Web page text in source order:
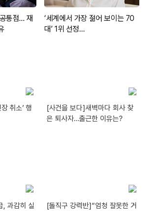
취소’ 행
[사건을 보다]새벽마다 회사 찾
은 퇴사자…출근한 이유는?
, 과감히 실
[돌직구 강력반]“엄청 잘못한 거